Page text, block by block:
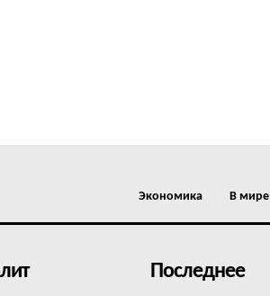
Экономика В мире
Последнее